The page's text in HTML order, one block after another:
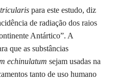
para este estudo, diz
de radiação dos raios
Antártico”. A
que as substâncias
echinulatumsejam usadas na
tanto de uso humano